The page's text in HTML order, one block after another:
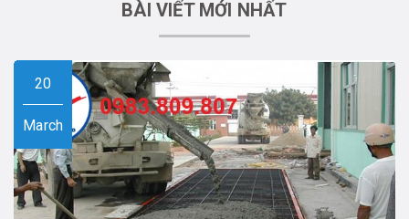
BÀI VIẾT MỚI NHẤT
20
March